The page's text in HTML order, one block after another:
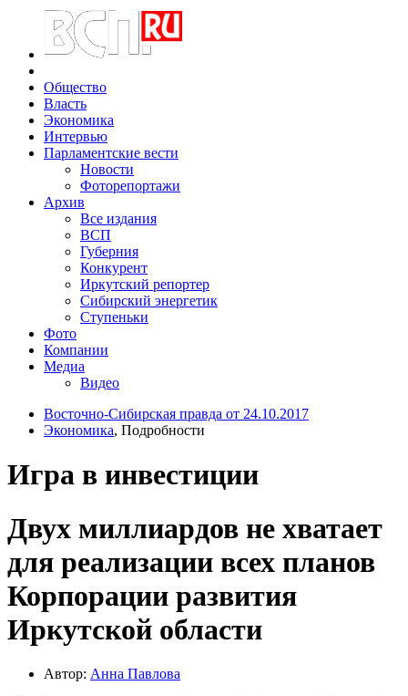
Общество
Власть
Экономика
Интервью
Парламентские вести
Новости
Фоторепортажи
Архив
Все издания
ВСП
Губерния
Конкурент
Иркутский репортер
Сибирский энергетик
Ступеньки
Фото
Компании
Медиа
Видео
Восточно-Сибирская правда от 24.10.2017
Экономика, Подробности
Игра в инвестиции
Двух миллиардов не хватает
для реализации всех планов
Корпорации развития
Иркутской области
Автор: Анна Павлова